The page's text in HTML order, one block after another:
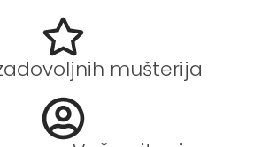
mušterija